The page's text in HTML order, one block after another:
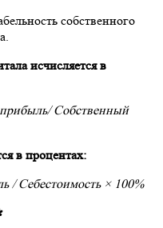
собственного
исчисляется в
Собственный
в процентах:
/ Себестоимость × 100%